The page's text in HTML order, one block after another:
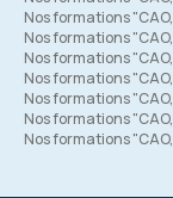
Nos formations
Nos formations
Nos formations
Nos formations
Nos formations
Nos formations
Nos formations "CAO,